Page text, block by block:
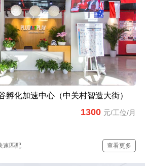
化加速中心（中关村智造大街）
1300 元/工位/月
速匹配 查看更多